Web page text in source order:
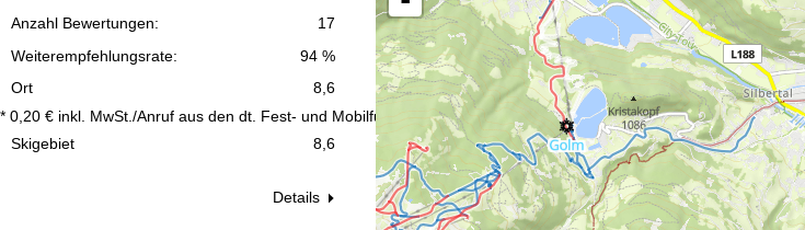
* 0,20 € inkl. MwSt./Anruf aus den dt. Fest- und Mobilfunknetzen Zur Kontaktseite
Beratung
17
Anzahl Bewertungen:
94 %
Weiterempfehlungsrate:
Ort
8,6
Skigebiet 8,6
Details